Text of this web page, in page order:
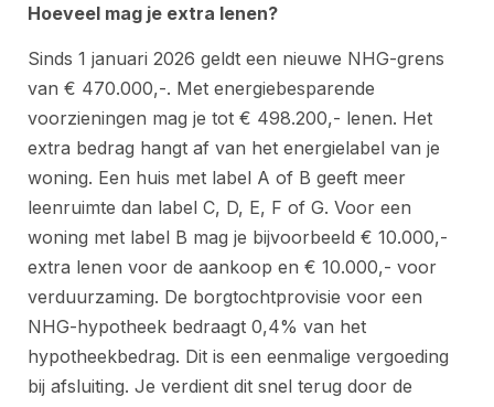
Hoeveel mag je extra lenen?
Sinds 1 januari 2026 geldt een nieuwe NHG-grens
van € 470.000,-. Met energiebesparende
voorzieningen mag je tot € 498.200,- lenen. Het
extra bedrag hangt af van het energielabel van je
woning. Een huis met label A of B geeft meer
leenruimte dan label C, D, E, F of G. Voor een
woning met label B mag je bijvoorbeeld € 10.000,-
extra lenen voor de aankoop en € 10.000,- voor
verduurzaming. De borgtochtprovisie voor een
NHG-hypotheek bedraagt 0,4% van het
hypotheekbedrag. Dit is een eenmalige vergoeding
bij afsluiting. Je verdient dit snel terug door de